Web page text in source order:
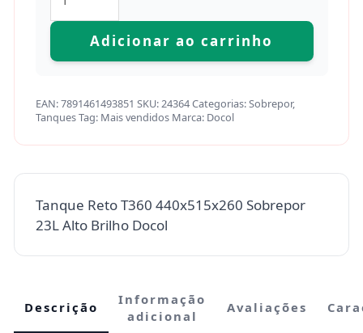
Adicionar ao carrinho
EAN:7891461493851 SKU: 24364Categorias:Sobrepor,
TanquesTag: Mais vendidos Marca: Docol
Tanque Reto T360 440x515x260 Sobrepor
23L Alto Brilho Docol
Descrição
Informação
adicional
Avaliações